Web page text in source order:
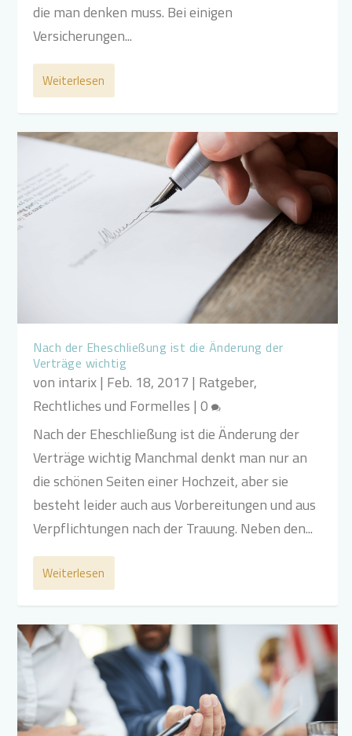
die man denken muss. Bei einigen
Versicherungen...
Weiterlesen
Nach der Eheschließung ist die Änderung der
Verträge wichtig
von intarix| Feb. 18, 2017 | Ratgeber,
Rechtliches und Formelles |0
Nach der Eheschließung ist die Änderung der
Verträge wichtig Manchmal denkt man nur an
die schönen Seiten einer Hochzeit, aber sie
besteht leider auch aus Vorbereitungen und aus
Verpflichtungen nach der Trauung. Neben den...
Weiterlesen